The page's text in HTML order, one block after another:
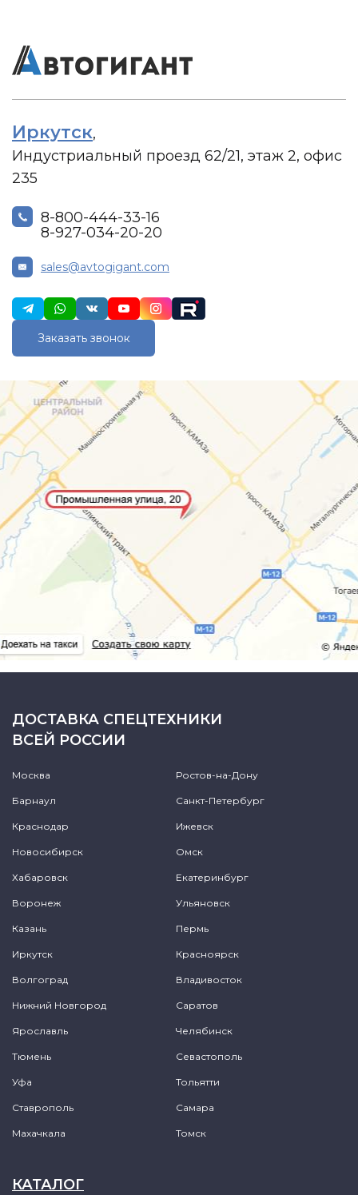
Иркутск,
Индустриальный проезд 62/21, этаж 2, офис
235
8-800-444-33-16
8-927-034-20-20
sales@avtogigant.com
Заказать звонок
ДОСТАВКА СПЕЦТЕХНИКИ
ВСЕЙ РОССИИ
Москва Ростов-на-Дону
Барнаул Санкт-Петербург
Краснодар Ижевск
Новосибирск Омск
Хабаровск Екатеринбург
Воронеж Ульяновск
Казань Пермь
Иркутск Красноярск
Волгоград Владивосток
Нижний Новгород Саратов
Ярославль Челябинск
Тюмень Севастополь
Уфа Тольятти
Ставрополь Самара
Махачкала Томск
КАТАЛОГ